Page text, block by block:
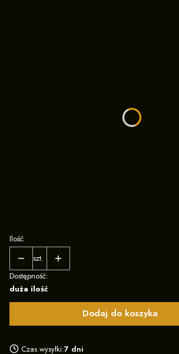
Ilość
szt.
Dostępność:
duża ilość
Dodaj do koszyka
Czas wysyłki:7 dni